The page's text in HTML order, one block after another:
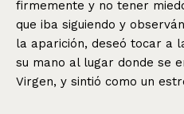
firmemente y no tener
que iba siguiendo y
la aparición, deseó tocar a
su mano al lugar donde se
Virgen, y sintió como un